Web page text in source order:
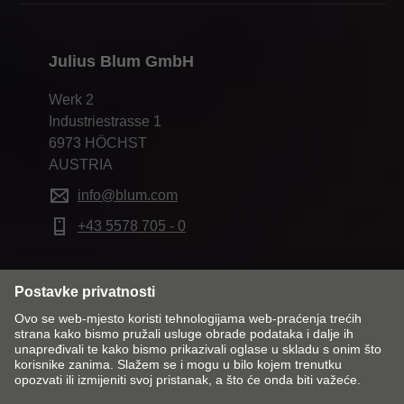
Julius Blum GmbH
Werk 2
Industriestrasse 1
6973 HÖCHST
AUSTRIA
info@blum.com
+43 5578 705 - 0
Promijeni tržište i jezik
Kontakt Impresum